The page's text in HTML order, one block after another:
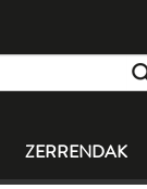
ZERRENDAK